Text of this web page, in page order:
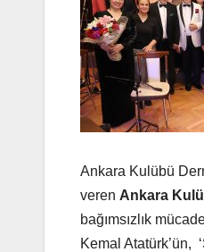
Ankara Kulübü
veren Ankara
bağımsızlık
Kemal Atatürk’ün,